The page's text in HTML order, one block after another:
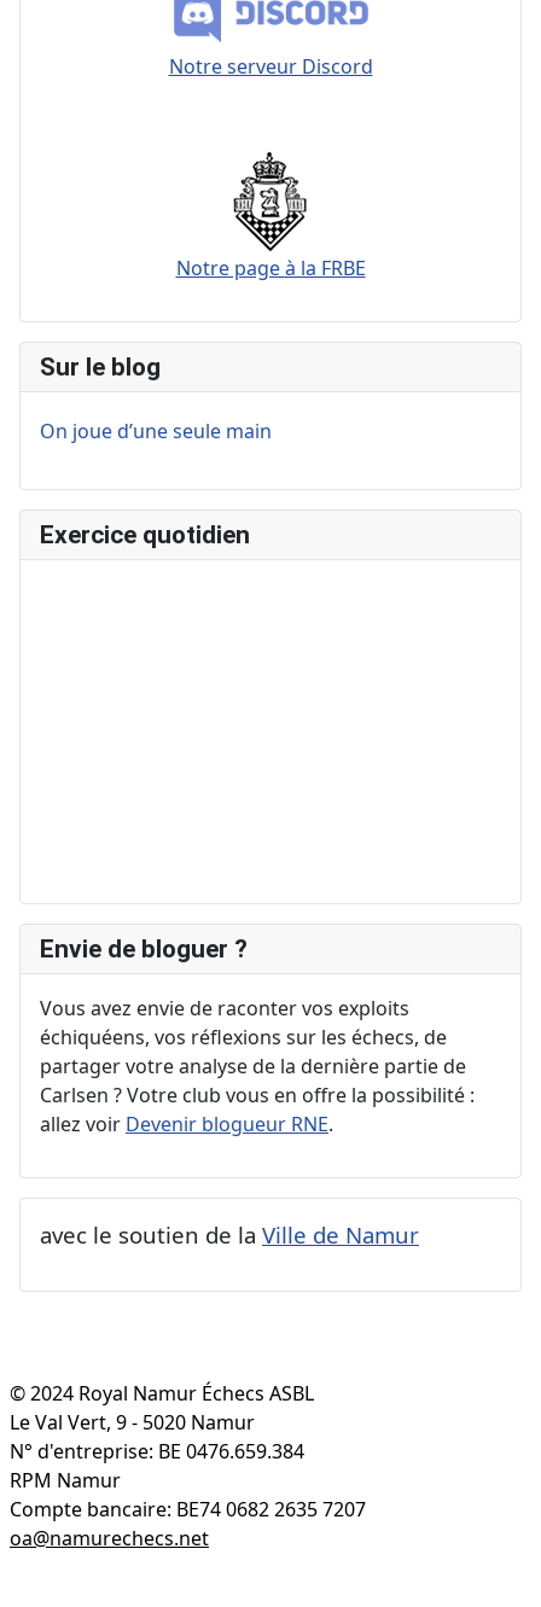
Notre serveur Discord
Notre page à la FRBE
Sur le blog
On joue d’une seule main
Exercice quotidien
Envie de bloguer ?
Vous avez envie de raconter vos exploits
échiquéens, vos réflexions sur les échecs, de
partager votre analyse de la dernière partie de
Carlsen ? Votre club vous en offre la possibilité :
allez voir Devenir blogueur RNE.
avec le soutien de la Ville de Namur
© 2024 Royal Namur Échecs ASBL
Le Val Vert, 9 - 5020 Namur
N° d'entreprise: BE 0476.659.384
RPM Namur
Compte bancaire: BE74 0682 2635 7207
oa@namurechecs.net